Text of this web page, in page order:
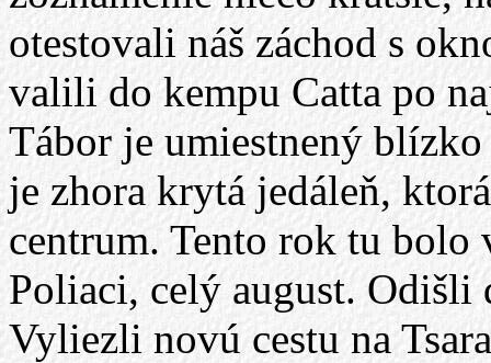
otestovali náš záchod s
valili do kempu Catta po
Tábor je umiestnený
je zhora krytá jedáleň,
centrum. Tento rok tu
Poliaci, celý august. Odišli
Vyliezli novú cestu na